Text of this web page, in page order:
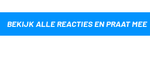
BEKIJK ALLE REACTIES EN PRAAT MEE